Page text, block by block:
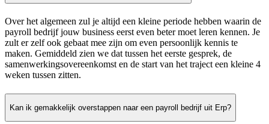
Over het algemeen zul je altijd een kleine periode hebben waarin de
payroll bedrijf jouw business eerst even beter moet leren kennen. Je
zult er zelf ook gebaat mee zijn om even persoonlijk kennis te
maken. Gemiddeld zien we dat tussen het eerste gesprek, de
samenwerkingsovereenkomst en de start van het traject een kleine 4
weken tussen zitten.
Kan ik gemakkelijk overstappen naar een payroll bedrijf uit Erp?